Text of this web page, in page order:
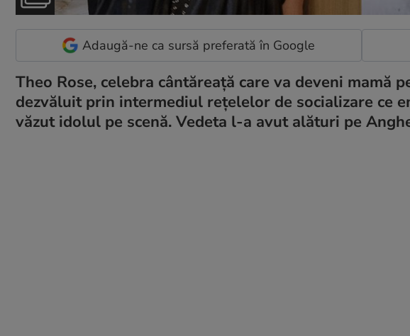
Adaugă-ne ca sursă preferată în Google
Theo Rose, celebra cântăreață care va deveni mamă
dezvăluit prin intermediul rețelelor de socializare ce
văzut idolul pe scenă. Vedeta l-a avut alături pe